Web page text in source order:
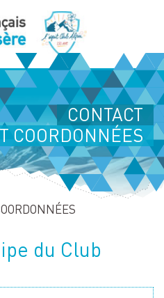
CONTACT
COORDONNÉES
:
du Club